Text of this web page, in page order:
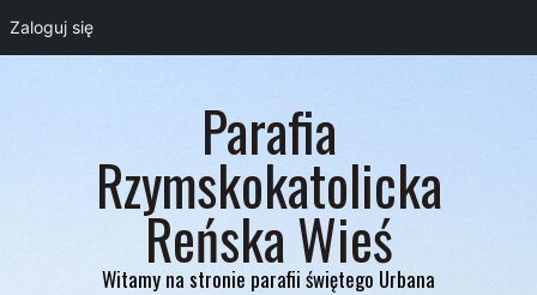
Parafia
Rzymskokatolicka
Reńska Wieś
Witamy na stronie parafii świętego Urbana
Zaloguj się